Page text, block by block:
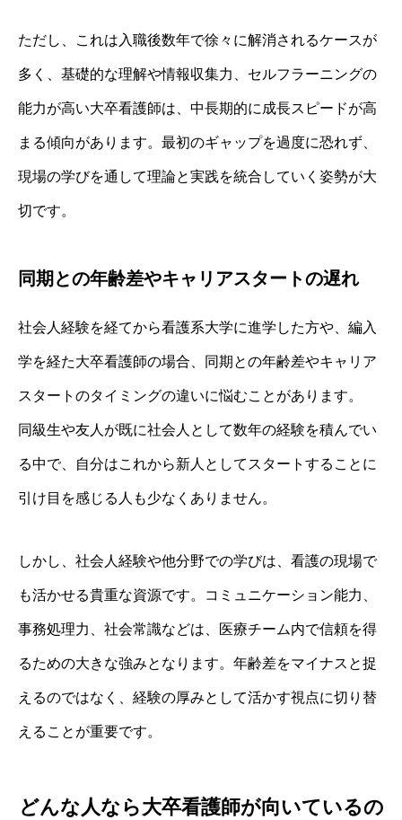
ただし、これは入職後数年で徐々に解消されるケースが
多く、基礎的な理解や情報収集力、セルフラーニングの
能力が高い大卒看護師は、中長期的に成長スピードが高
まる傾向があります。最初のギャップを過度に恐れず、
現場の学びを通して理論と実践を統合していく姿勢が大
切です。
同期との年齢差やキャリアスタートの遅れ
社会人経験を経てから看護系大学に進学した方や、編入
学を経た大卒看護師の場合、同期との年齢差やキャリア
スタートのタイミングの違いに悩むことがあります。
同級生や友人が既に社会人として数年の経験を積んでい
る中で、自分はこれから新人としてスタートすることに
引け目を感じる人も少なくありません。
しかし、社会人経験や他分野での学びは、看護の現場で
も活かせる貴重な資源です。コミュニケーション能力、
事務処理力、社会常識などは、医療チーム内で信頼を得
るための大きな強みとなります。年齢差をマイナスと捉
えるのではなく、経験の厚みとして活かす視点に切り替
えることが重要です。
どんな人なら大卒看護師が向いているの